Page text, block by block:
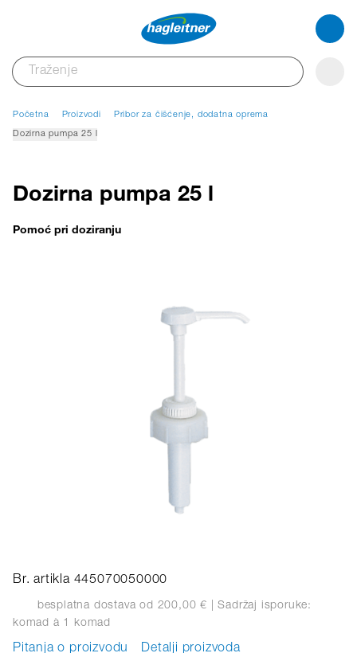
Početna Proizvodi Pribor za čišćenje, dodatna oprema
Dozirna pumpa 25 l
Dozirna pumpa 25 l
Pomoć pri doziranju
Br. artikla 445070050000
besplatna dostava od 200,00 € | Sadržaj isporuke:
komad à 1 komad
Pitanja o proizvodu Detalji proizvoda